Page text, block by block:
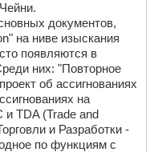
документов,
на ниве изыскания
появляются в
них: "Повторное
об ассигнованиях
на
TDA (Trade and
и Разработки -
по функциям с